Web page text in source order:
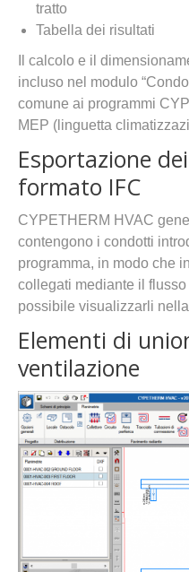
tratto
Tabella dei risultati
Il calcolo e il
incluso nel modulo
comune ai programmi
MEP (linguetta
Esportazione
formato IFC
CYPETHERM HVAC
contengono i condotti
programma, in modo che
collegati mediante il
possibile visualizzarli
Elementi di
ventilazione